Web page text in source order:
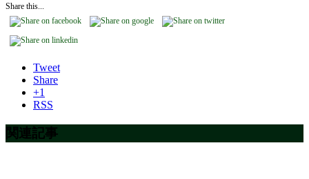
Share this...
Tweet
Share
+1
RSS
関連記事